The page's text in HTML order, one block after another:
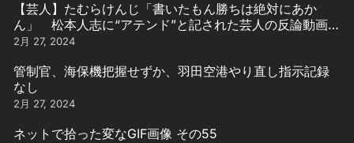
【芸人】たむらけんじ「書いたもん勝ちは絶対にあか
ん」 松本人志に“アテンド”と記された芸人の反論動画引
用
2月 27, 2024
管制官、海保機把握せずか、羽田空港やり直し指示記録
なし
2月 27, 2024
ネットで拾った変なGIF画像 その55